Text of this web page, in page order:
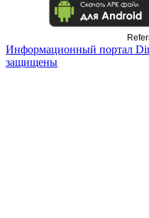
Информационный портал
защищены